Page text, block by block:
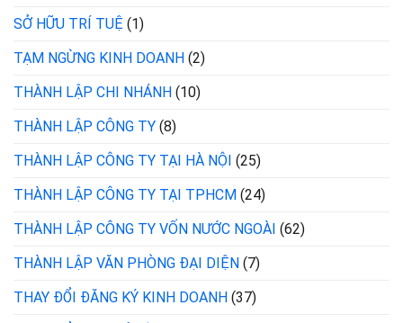
SỞ HỮU TRÍ TUỆ (1)
TẠM NGỪNG KINH DOANH (2)
THÀNH LẬP CHI NHÁNH (10)
THÀNH LẬP CÔNG TY (8)
THÀNH LẬP CÔNG TY TẠI HÀ NỘI (25)
THÀNH LẬP CÔNG TY TẠI TPHCM (24)
THÀNH LẬP CÔNG TY VỐN NƯỚC NGOÀI (62)
THÀNH LẬP VĂN PHÒNG ĐẠI DIỆN (7)
THAY ĐỔI ĐĂNG KÝ KINH DOANH (37)